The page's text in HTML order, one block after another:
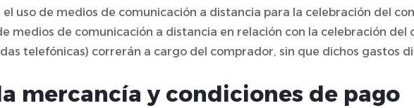
uso de medios de comunicación a distancia para la celebración del
medios de comunicación a distancia en relación con la celebración
telefónicas) correrán a cargo del comprador, sin que dichos gastos
mercancía y condiciones de pago